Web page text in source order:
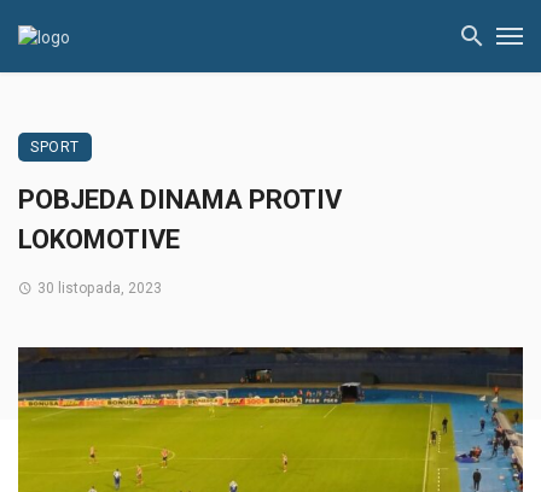
SPORT
POBJEDA DINAMA PROTIV
LOKOMOTIVE
30 listopada, 2023